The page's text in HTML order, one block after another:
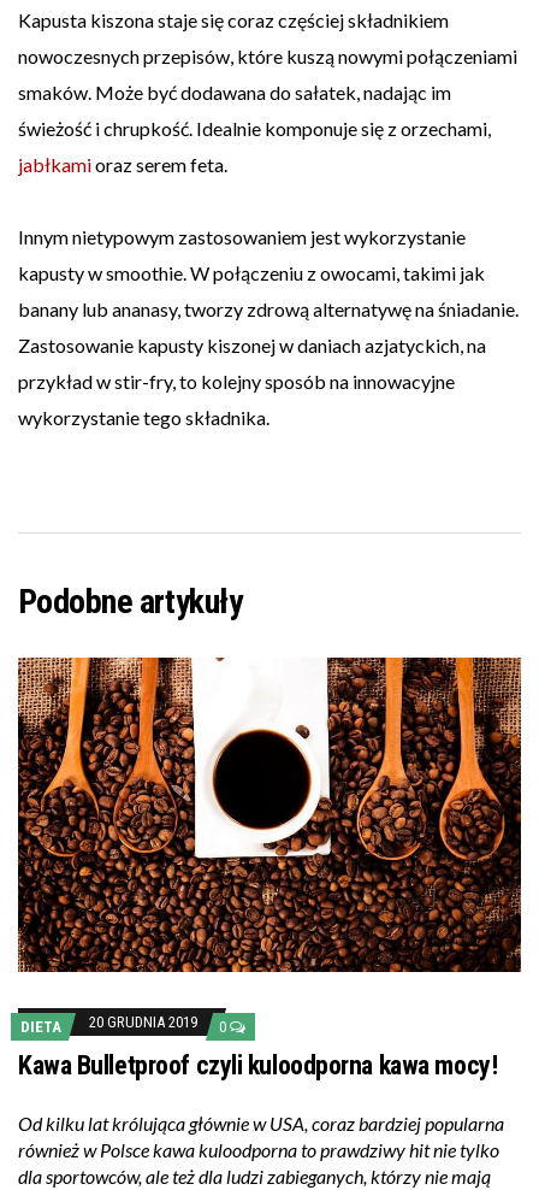
Kapusta kiszona staje się coraz częściej składnikiem
nowoczesnych przepisów, które kuszą nowymi połączeniami
smaków. Może być dodawana do sałatek, nadając im
świeżość i chrupkość. Idealnie komponuje się z orzechami,
jabłkamioraz serem feta.
Innym nietypowym zastosowaniem jest wykorzystanie
kapusty w smoothie. W połączeniu z owocami, takimi jak
banany lub ananasy, tworzy zdrową alternatywę na śniadanie.
Zastosowanie kapusty kiszonej w daniach azjatyckich, na
przykład w stir-fry, to kolejny sposób na innowacyjne
wykorzystanie tego składnika.
Podobne artykuły
DIETA 20 GRUDNIA 2019 0
Kawa Bulletproof czyli kuloodporna kawa mocy!
Od kilku lat królująca głównie w USA, coraz bardziej popularna
również w Polsce kawa kuloodporna to prawdziwy hit nie tylko
dla sportowców, ale też dla ludzi zabieganych, którzy nie mają